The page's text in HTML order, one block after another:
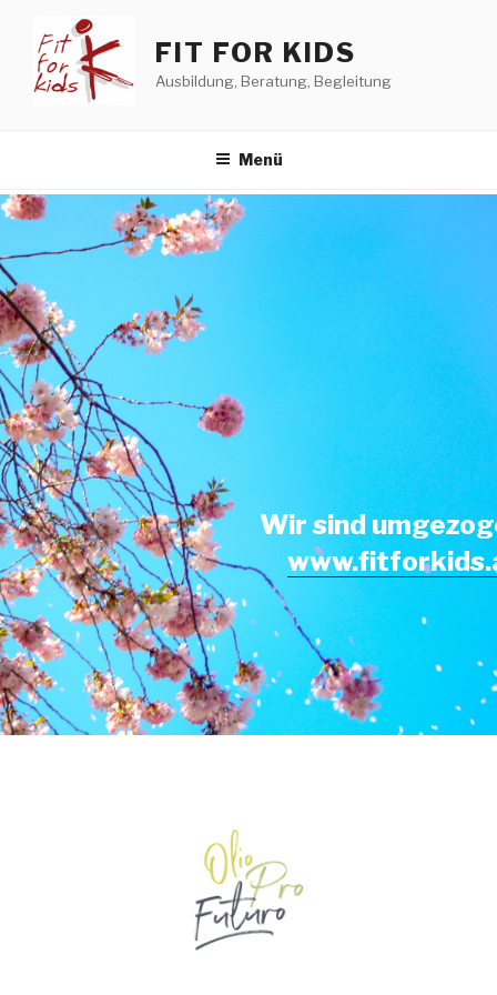
Inhalt
springen
FIT FOR KIDS
Ausbildung, Beratung, Begleitung
Menü
Wir sind